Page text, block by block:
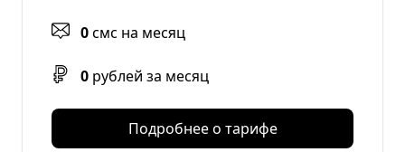
0смс на месяц
0 рублей за месяц
Подробнее о тарифе